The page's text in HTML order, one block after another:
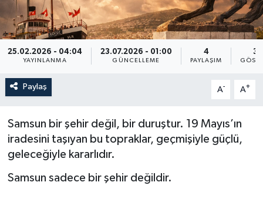
25.02.2026 - 04:04
YAYINLANMA
23.07.2026 - 01:00
GÜNCELLEME
4
PAYLAŞIM
34
Paylaş A- A+
Samsun bir şehir değil, bir duruştur. 19 Mayıs’ın
iradesini taşıyan bu topraklar, geçmişiyle güçlü,
geleceğiyle kararlıdır.
Samsun sadece bir şehir değildir.